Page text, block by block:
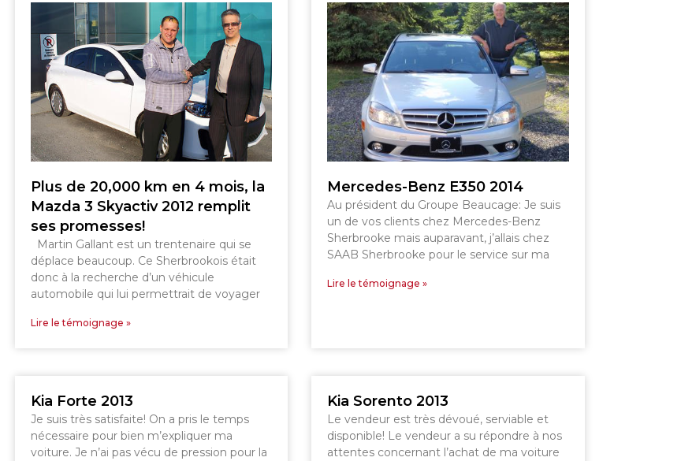
Plus de 20,000 km en 4 mois, la
Mazda 3 Skyactiv 2012 remplit
ses promesses!
Martin Gallant est un trentenaire qui se
déplace beaucoup. Ce Sherbrookois était
donc à la recherche d’un véhicule
automobile qui lui permettrait de voyager
Lire le témoignage »
Mercedes-Benz E350 2014
Au président du Groupe Beaucage: Je suis
un de vos clients chez Mercedes-Benz
Sherbrooke mais auparavant, j’allais chez
SAAB Sherbrooke pour le service sur ma
Lire le témoignage »
Kia Forte 2013
Je suis très satisfaite! On a pris le temps
nécessaire pour bien m’expliquer ma
voiture. Je n’ai pas vécu de pression pour la
Kia Sorento 2013
Le vendeur est très dévoué, serviable et
disponible! Le vendeur a su répondre à nos
attentes concernant l’achat de ma voiture
TÉLÉPHONEZ
819 564-2196
ST-HYACINTHE
GRANBY
DRUMMONDVILLE
VICTORIAVILLE
GRANBY
MAGOG
ST-HYACINTHE
SHERBROOKE
DRUMMONDVILLE
ESTRIE
SHERBROOKE
DRUMMONDVILLE